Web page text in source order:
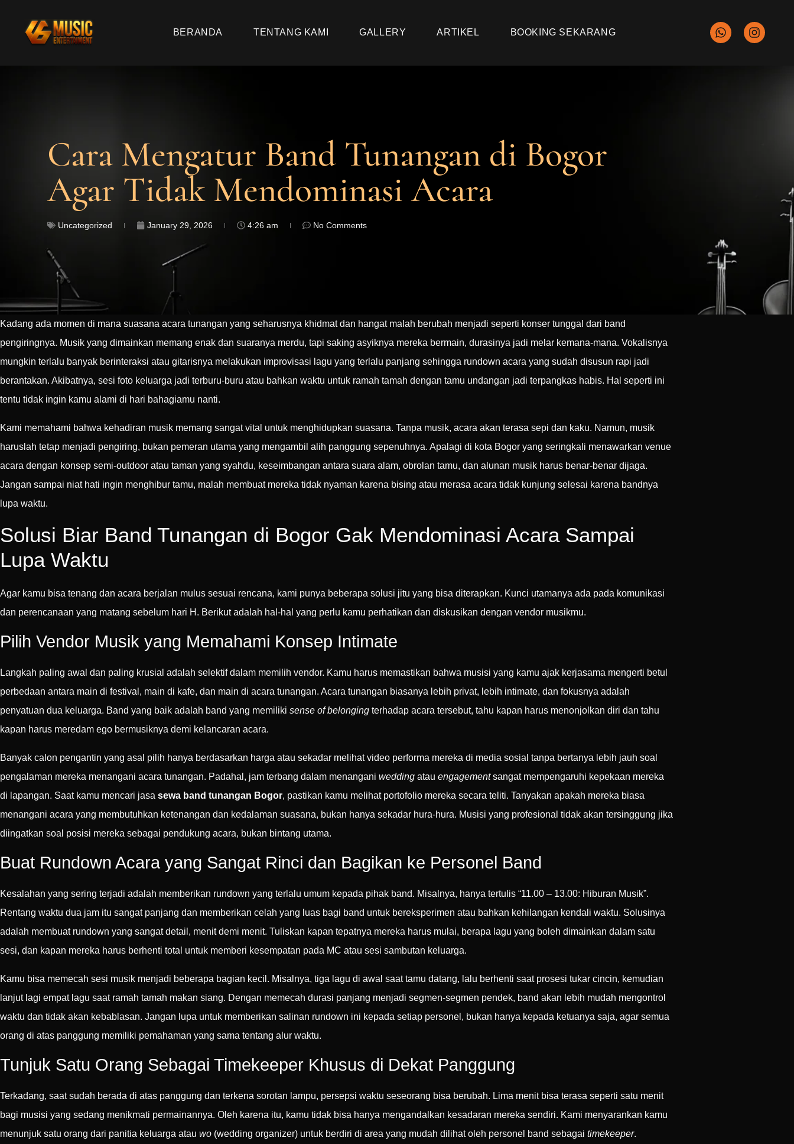
BERANDA TENTANG KAMI GALLERY ARTIKEL BOOKING SEKARANG
Cara Mengatur Band Tunangan di Bogor
Agar Tidak Mendominasi Acara
Uncategorized January 29, 2026 4:26 am No Comments
Kadang ada momen di mana suasana acara tunangan yang seharusnya khidmat dan hangat malah berubah menjadi seperti konser tunggal dari band
pengiringnya. Musik yang dimainkan memang enak dan suaranya merdu, tapi saking asyiknya mereka bermain, durasinya jadi melar kemana-mana. Vokalisnya
mungkin terlalu banyak berinteraksi atau gitarisnya melakukan improvisasi lagu yang terlalu panjang sehingga rundown acara yang sudah disusun rapi jadi
berantakan. Akibatnya, sesi foto keluarga jadi terburu-buru atau bahkan waktu untuk ramah tamah dengan tamu undangan jadi terpangkas habis. Hal seperti ini
tentu tidak ingin kamu alami di hari bahagiamu nanti.
Kami memahami bahwa kehadiran musik memang sangat vital untuk menghidupkan suasana. Tanpa musik, acara akan terasa sepi dan kaku. Namun, musik
haruslah tetap menjadi pengiring, bukan pemeran utama yang mengambil alih panggung sepenuhnya. Apalagi di kota Bogor yang seringkali menawarkan venue
acara dengan konsep semi-outdoor atau taman yang syahdu, keseimbangan antara suara alam, obrolan tamu, dan alunan musik harus benar-benar dijaga.
Jangan sampai niat hati ingin menghibur tamu, malah membuat mereka tidak nyaman karena bising atau merasa acara tidak kunjung selesai karena bandnya
lupa waktu.
Solusi Biar Band Tunangan di Bogor Gak Mendominasi Acara Sampai
Lupa Waktu
Agar kamu bisa tenang dan acara berjalan mulus sesuai rencana, kami punya beberapa solusi jitu yang bisa diterapkan. Kunci utamanya ada pada komunikasi
dan perencanaan yang matang sebelum hari H. Berikut adalah hal-hal yang perlu kamu perhatikan dan diskusikan dengan vendor musikmu.
Pilih Vendor Musik yang Memahami Konsep Intimate
Langkah paling awal dan paling krusial adalah selektif dalam memilih vendor. Kamu harus memastikan bahwa musisi yang kamu ajak kerjasama mengerti betul
perbedaan antara main di festival, main di kafe, dan main di acara tunangan. Acara tunangan biasanya lebih privat, lebih intimate, dan fokusnya adalah
penyatuan dua keluarga. Band yang baik adalah band yang memiliki sense of belonging terhadap acara tersebut, tahu kapan harus menonjolkan diri dan tahu
kapan harus meredam ego bermusiknya demi kelancaran acara.
Banyak calon pengantin yang asal pilih hanya berdasarkan harga atau sekadar melihat video performa mereka di media sosial tanpa bertanya lebih jauh soal
pengalaman mereka menangani acara tunangan. Padahal, jam terbang dalam menangani wedding atau engagementsangat mempengaruhi kepekaan mereka
di lapangan. Saat kamu mencari jasa sewa band tunangan Bogor, pastikan kamu melihat portofolio mereka secara teliti. Tanyakan apakah mereka biasa
menangani acara yang membutuhkan ketenangan dan kedalaman suasana, bukan hanya sekadar hura-hura. Musisi yang profesional tidak akan tersinggung jika
diingatkan soal posisi mereka sebagai pendukung acara, bukan bintang utama.
Buat Rundown Acara yang Sangat Rinci dan Bagikan ke Personel Band
Kesalahan yang sering terjadi adalah memberikan rundown yang terlalu umum kepada pihak band. Misalnya, hanya tertulis “11.00 – 13.00: Hiburan Musik”.
Rentang waktu dua jam itu sangat panjang dan memberikan celah yang luas bagi band untuk bereksperimen atau bahkan kehilangan kendali waktu. Solusinya
adalah membuat rundown yang sangat detail, menit demi menit. Tuliskan kapan tepatnya mereka harus mulai, berapa lagu yang boleh dimainkan dalam satu
sesi, dan kapan mereka harus berhenti total untuk memberi kesempatan pada MC atau sesi sambutan keluarga.
Kamu bisa memecah sesi musik menjadi beberapa bagian kecil. Misalnya, tiga lagu di awal saat tamu datang, lalu berhenti saat prosesi tukar cincin, kemudian
lanjut lagi empat lagu saat ramah tamah makan siang. Dengan memecah durasi panjang menjadi segmen-segmen pendek, band akan lebih mudah mengontrol
waktu dan tidak akan kebablasan. Jangan lupa untuk memberikan salinan rundown ini kepada setiap personel, bukan hanya kepada ketuanya saja, agar semua
orang di atas panggung memiliki pemahaman yang sama tentang alur waktu.
Tunjuk Satu Orang Sebagai Timekeeper Khusus di Dekat Panggung
Terkadang, saat sudah berada di atas panggung dan terkena sorotan lampu, persepsi waktu seseorang bisa berubah. Lima menit bisa terasa seperti satu menit
bagi musisi yang sedang menikmati permainannya. Oleh karena itu, kamu tidak bisa hanya mengandalkan kesadaran mereka sendiri. Kami menyarankan kamu
menunjuk satu orang dari panitia keluarga atau wo (wedding organizer) untuk berdiri di area yang mudah dilihat oleh personel band sebagai timekeeper.